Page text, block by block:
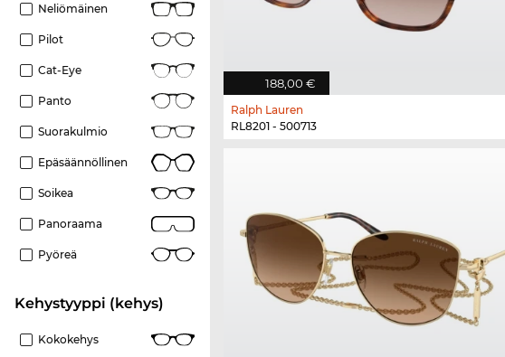
Neliömäinen
Pilot
Cat-Eye
Panto
Suorakulmio
Epäsäännöllinen
Soikea
Panoraama
Pyöreä
Kehystyyppi (kehys)
Kokokehys
188,00 €
Ralph Lauren
RL8201 - 500713